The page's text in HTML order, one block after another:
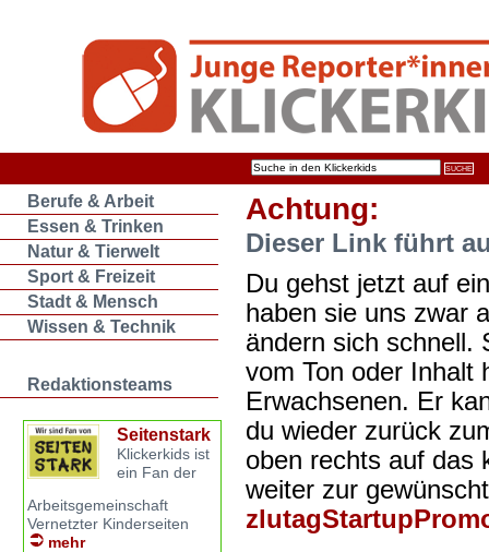
Berufe & Arbeit
Essen & Trinken
Natur & Tierwelt
Sport & Freizeit
Stadt & Mensch
Wissen & Technik
Redaktionsteams
Seitenstark
Klickerkids ist
ein Fan der
Arbeitsgemeinschaft
Vernetzter Kinderseiten
mehr
Achtung:
Dieser Link führt
Du gehst jetzt auf
haben sie uns zwar
ändern sich schnell.
vom Ton oder Inhalt
Erwachsenen. Er
du wieder zurück
oben rechts auf das
weiter zur